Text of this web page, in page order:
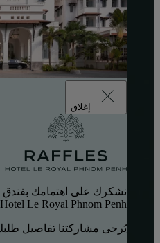
إغلاق
Hotel Le Royal Phnom Penh).
يُرجى مشاركتنا تفاصيل طلبك